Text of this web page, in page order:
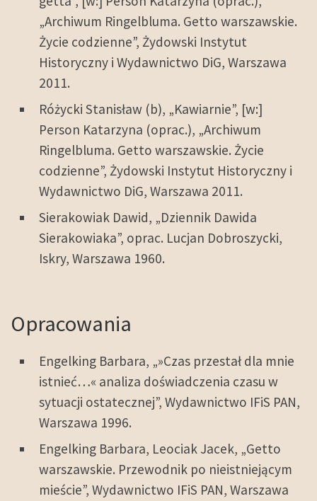
„Archiwum Ringelbluma. Getto warszawskie.
Życie codzienne”, Żydowski Instytut
Historyczny i Wydawnictwo DiG, Warszawa
2011.
Różycki Stanisław (b), „Kawiarnie”, [w:]
Person Katarzyna (oprac.), „Archiwum
Ringelbluma. Getto warszawskie. Życie
codzienne”, Żydowski Instytut Historyczny i
Wydawnictwo DiG, Warszawa 2011.
Sierakowiak Dawid, „Dziennik Dawida
Sierakowiaka”, oprac. Lucjan Dobroszycki,
Iskry, Warszawa 1960.
Opracowania
Engelking Barbara, „»Czas przestał dla mnie
istnieć…« analiza doświadczenia czasu w
sytuacji ostatecznej”, Wydawnictwo IFiS PAN,
Warszawa 1996.
Engelking Barbara, Leociak Jacek, „Getto
warszawskie. Przewodnik po nieistniejącym
mieście”, Wydawnictwo IFiS PAN, Warszawa